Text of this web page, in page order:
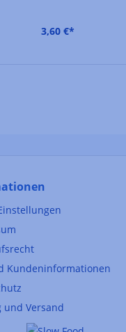
3,60 €*
Kundeninformationen
und Versand